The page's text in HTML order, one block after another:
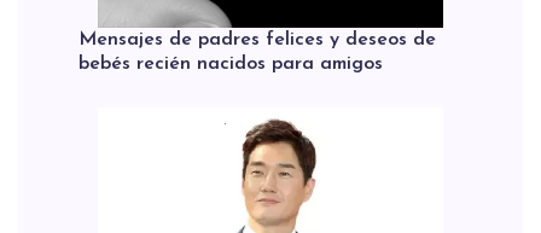
Mensajes de padres felices y deseos de
bebés recién nacidos para amigos